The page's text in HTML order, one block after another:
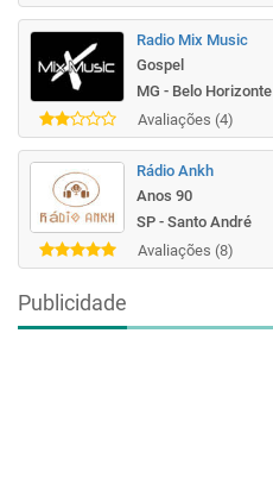
Radio Mix Music
Gospel
MG - Belo Horizonte
Avaliações (4)
Rádio Ankh
Anos 90
SP - Santo André
Avaliações (8)
Publicidade